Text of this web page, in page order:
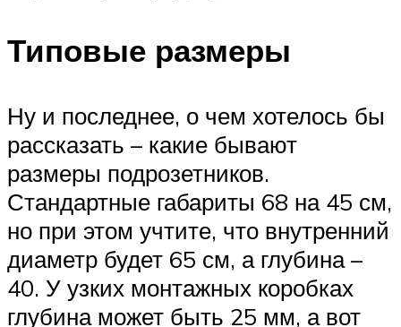
Типовые размеры
Ну и последнее, о чем хотелось бы
рассказать – какие бывают
размеры подрозетников.
Стандартные габариты 68 на 45 см,
но при этом учтите, что внутренний
диаметр будет 65 см, а глубина –
40. У узких монтажных коробках
глубина может быть 25 мм, а вот